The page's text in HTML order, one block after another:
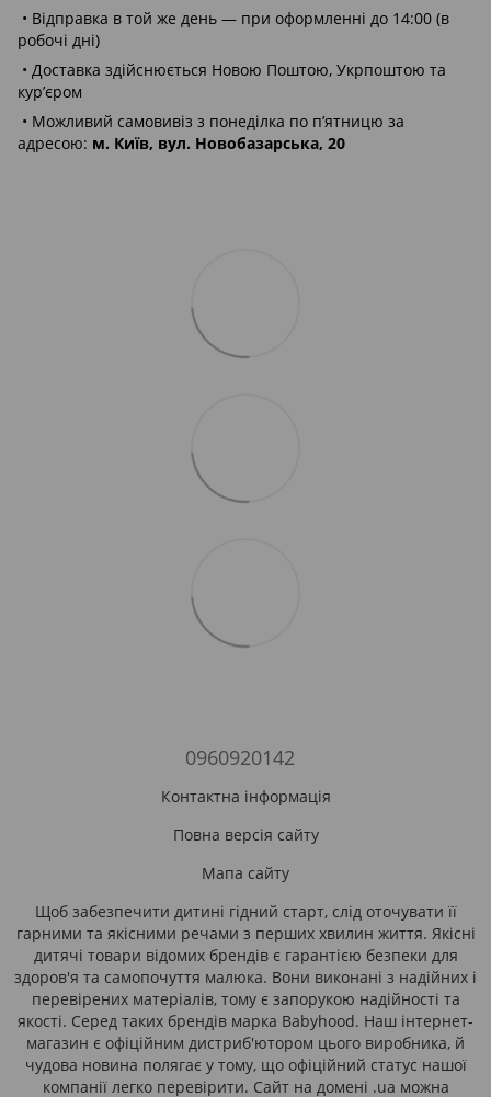
• Відправка в той же день — при оформленні до 14:00 (в
робочі дні)
• Доставка здійснюється Новою Поштою, Укрпоштою та
кур’єром
• Можливий самовивіз з понеділка по п’ятницю за
адресою: м. Київ, вул. Новобазарська, 20
0960920142
Контактна інформація
Повна версія сайту
Мапа сайту
Щоб забезпечити дитині гідний старт, слід оточувати її
гарними та якісними речами з перших хвилин життя. Якісні
дитячі товари відомих брендів є гарантією безпеки для
здоров'я та самопочуття малюка. Вони виконані з надійних і
перевірених матеріалів, тому є запорукою надійності та
якості. Серед таких брендів марка Babyhood. Наш інтернет-
магазин є офіційним дистриб'ютором цього виробника, й
чудова новина полягає у тому, що офіційний статус нашої
компанії легко перевірити. Сайт на домені .ua можна